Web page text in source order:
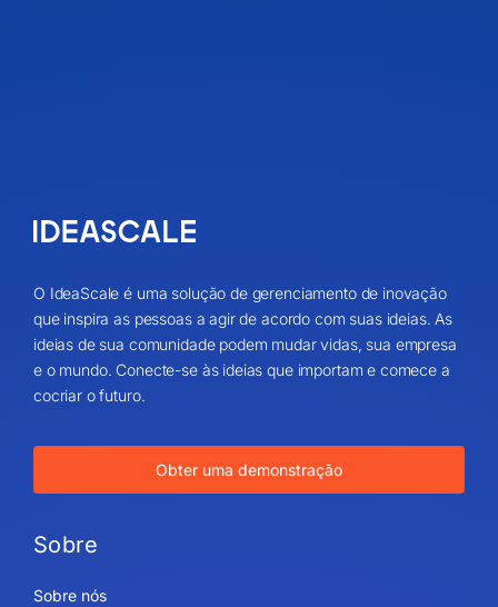
O IdeaScale é uma solução de gerenciamento de inovação
que inspira as pessoas a agir de acordo com suas ideias. As
ideias de sua comunidade podem mudar vidas, sua empresa
e o mundo. Conecte-se às ideias que importam e comece a
cocriar o futuro.
Obter uma demonstração
Sobre
Sobre nós